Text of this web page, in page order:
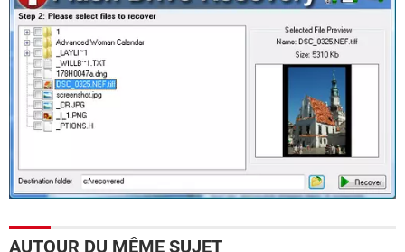
AUTOUR DU MÊME SUJET